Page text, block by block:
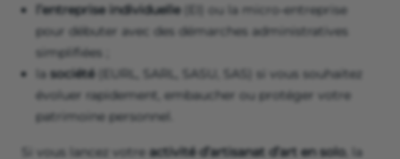
l’entreprise individuelle(EI) ou la micro-entreprise
pour débuter avec des démarches administratives
simplifiées ;
la société (EURL, SARL, SASU, SAS) si vous souhaitez
évoluer rapidement, embaucher ou protéger votre
patrimoine personnel.
Si vous lancez votre activité d’artisanat d’art en solo, la